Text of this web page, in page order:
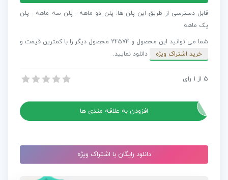
پریمیر
4
وب
Themed
موسیقی
عدد
قابل دسترسی از طریق این پلن ها: پلن دو ماهه - پلن سه ماهه - پلن
یک ماهه
شما می توانید این محصول و 24574 محصول دیگر را با کمترین قیمت و
خرید اشتراک ویژه
دانلود نمایید.
پروژه آماده پریمیر 4 نمایش لوگو وب Web Themed + موسیقی
5 از 1 رای
افزودن به علاقه مندی ها
دانلود رایگان با اشتراک ویژه